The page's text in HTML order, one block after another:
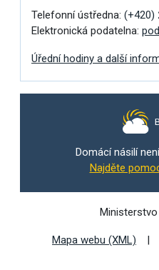
Telefonní ústředna: (+420)
Elektronická podatelna:
Úřední hodiny a další
Domácí násilí
Najděte
Mapa webu (XML)